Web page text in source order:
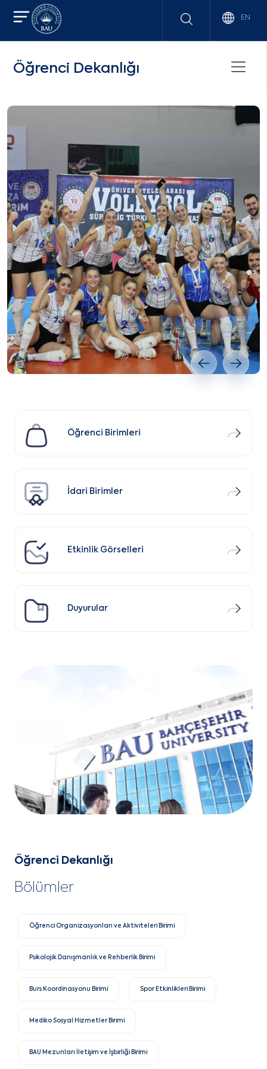
EN
Öğrenci Dekanlığı
Önceki slayt
Öğrenci Birimleri
İdari Birimler
Etkinlik Görselleri
Duyurular
Öğrenci Dekanlığı
Bölümler
Öğrenci Organizasyonları ve Aktiviteleri Birimi
Psikolojik Danışmanlık ve Rehberlik Birimi
Burs Koordinasyonu Birimi Spor Etkinlikleri Birimi
Mediko Sosyal Hizmetler Birimi
BAU Mezunları İletişim ve İşbirliği Birimi